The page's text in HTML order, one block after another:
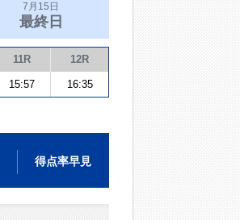
7月15日
最終日
11R 12R
15:57 16:35
得点率早見